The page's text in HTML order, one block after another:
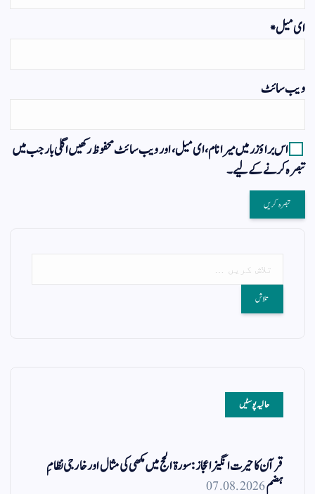
ای میل*
ویب‌ سائٹ
اس براؤزر میں میرا نام، ای میل، اور ویب سائٹ محفوظ رکھیں اگلی بار جب میں
تبصرہ کرنے کےلیے۔
حالیہ پوسٹیں
قرآن کا حیرت انگیز اعجاز: سورۃ الحج میں مکھی کی مثال اور خارجی نظامِ
ہضم07.08.2026